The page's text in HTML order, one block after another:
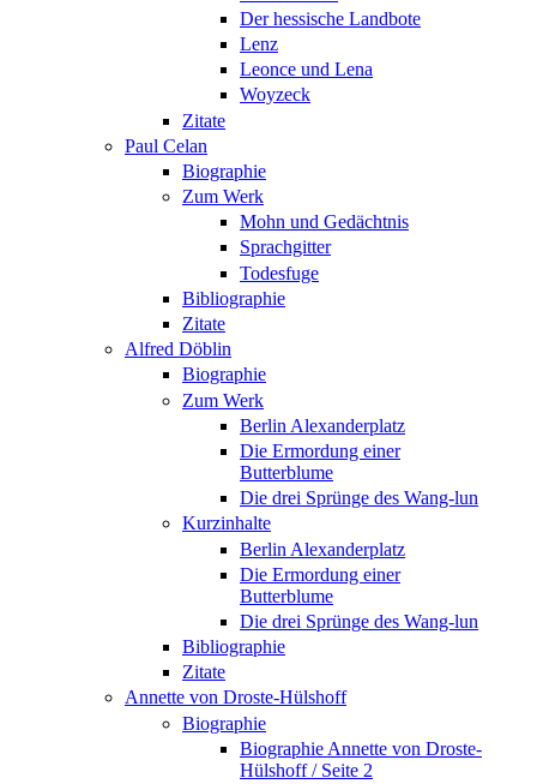
Der hessische Landbote
Lenz
Leonce und Lena
Woyzeck
Zitate
Paul Celan
Biographie
Zum Werk
Mohn und Gedächtnis
Sprachgitter
Todesfuge
Bibliographie
Zitate
Alfred Döblin
Biographie
Zum Werk
Berlin Alexanderplatz
Die Ermordung einer
Butterblume
Die drei Sprünge des Wang-lun
Kurzinhalte
Berlin Alexanderplatz
Die Ermordung einer
Butterblume
Die drei Sprünge des Wang-lun
Bibliographie
Zitate
Annette von Droste-Hülshoff
Biographie
Biographie Annette von Droste-
Hülshoff / Seite 2